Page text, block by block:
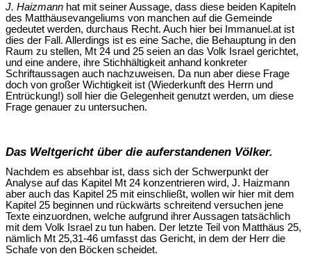
J. Haizmann hat mit seiner Aussage, dass diese beiden Kapiteln
des Matthäusevangeliums von manchen auf die Gemeinde
gedeutet werden, durchaus Recht. Auch hier bei Immanuel.at ist
dies der Fall. Allerdings ist es eine Sache, die Behauptung in den
Raum zu stellen, Mt 24 und 25 seien an das Volk Israel gerichtet,
und eine andere, ihre Stichhältigkeit anhand konkreter
Schriftaussagen auch nachzuweisen. Da nun aber diese Frage
doch von großer Wichtigkeit ist (Wiederkunft des Herrn und
Entrückung!) soll hier die Gelegenheit genutzt werden, um diese
Frage genauer zu untersuchen.
Das Weltgericht über die auferstandenen Völker.
Nachdem es absehbar ist, dass sich der Schwerpunkt der
Analyse auf das Kapitel Mt 24 konzentrieren wird, J. Haizmann
aber auch das Kapitel 25 mit einschließt, wollen wir hier mit dem
Kapitel 25 beginnen und rückwärts schreitend versuchen jene
Texte einzuordnen, welche aufgrund ihrer Aussagen tatsächlich
mit dem Volk Israel zu tun haben. Der letzte Teil von Matthäus 25,
nämlich Mt 25,31-46 umfasst das Gericht, in dem der Herr die
Schafe von den Böcken scheidet.